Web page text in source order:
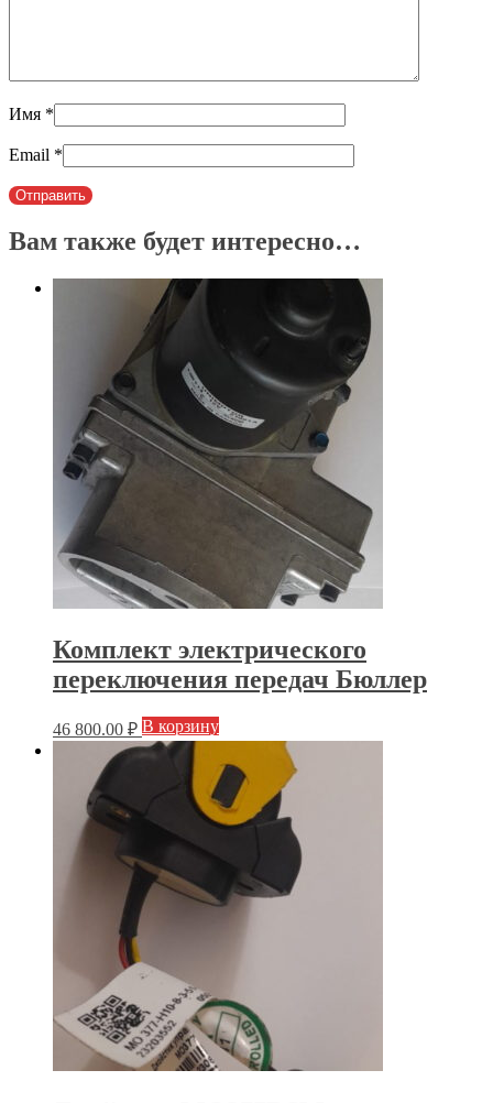
Имя *
Email *
Вам также будет интересно…
Комплект электрического
переключения передач Бюллер
46 800.00 ₽ В корзину